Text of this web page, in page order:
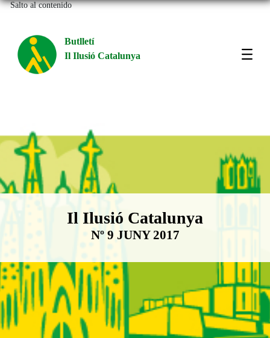
Salto al contenido
Butlletí
Il Ilusió Catalunya
Boletín Il·lusió Catalunya
Il Ilusió Catalunya
Nº 9 JUNY 2017